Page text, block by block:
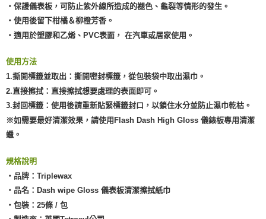
‧保護儀表板，可防止紫外線所造成的褪色、龜裂等情形的發生。
‧使用後留下柑橘＆柳橙芳香。
‧適用於塑膠和乙烯、PVC表面， 在汽車或居家使用。
使用方法
1.撕開標籤並取出：撕開密封標籤，從包裝袋中取出濕巾。
2.直接擦拭：直接擦拭想要處理的表面即可。
3.封回標籤：使用後請重新貼緊標籤封口，以鎖住水分並防止濕巾乾枯。
※如需要最好清潔效果，請使用Flash Dash High Gloss 儀錶板專用清潔
蠟。
規格說明
‧品牌：Triplewax
‧品名：Dash wipe Gloss 儀表板清潔擦拭紙巾
‧包裝：25條 / 包